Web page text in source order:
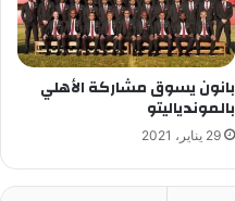
بانون يسوق مشاركة الأهلي
بالموندياليتو
29 يناير، 2021